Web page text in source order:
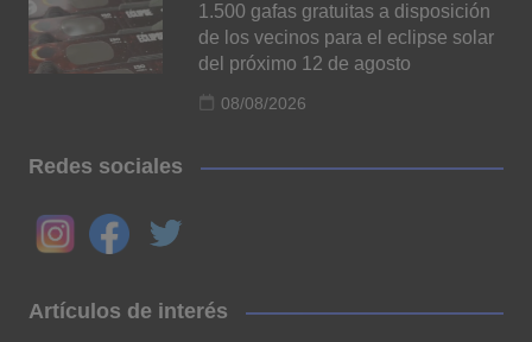
1.500 gafas gratuitas a disposición
de los vecinos para el eclipse solar
del próximo 12 de agosto
08/08/2026
Redes sociales
Artículos de interés